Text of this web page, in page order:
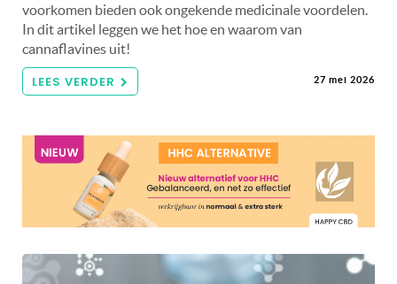
voorkomen bieden ook ongekende medicinale voordelen.
In dit artikel leggen we het hoe en waarom van
cannaflavines uit!
LEES VERDER 27 mei 2026